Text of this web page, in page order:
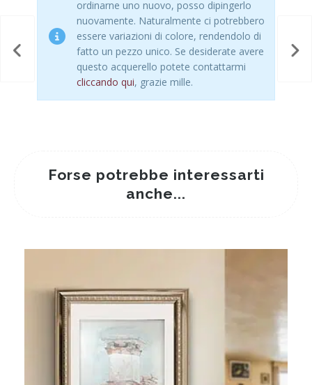
ordinarne uno nuovo, posso dipingerlo
nuovamente. Naturalmente ci potrebbero
essere variazioni di colore, rendendolo di
fatto un pezzo unico. Se desiderate avere
questo acquerello potete contattarmi
cliccando qui, grazie mille.
Forse potrebbe interessarti
anche...